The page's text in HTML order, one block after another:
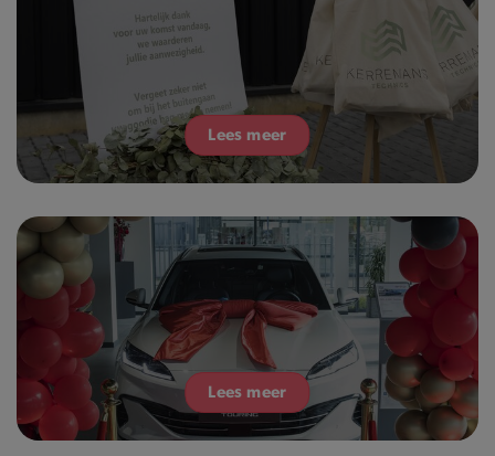
Lees meer
Lees meer